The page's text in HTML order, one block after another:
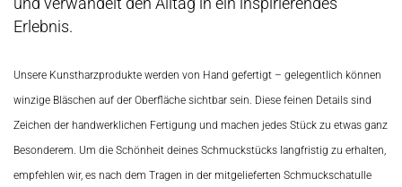
Erlebnis.
Unsere Kunstharzprodukte werden von Hand gefertigt – gelegentlich können
winzige Bläschen auf der Oberfläche sichtbar sein. Diese feinen Details sind
Zeichen der handwerklichen Fertigung und machen jedes Stück zu etwas ganz
Besonderem. Um die Schönheit deines Schmuckstücks langfristig zu erhalten,
empfehlen wir, es nach dem Tragen in der mitgelieferten Schmuckschatulle